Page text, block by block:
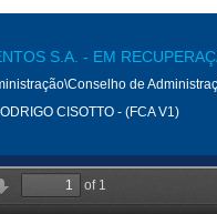
S.A. - EM
de
CISOTTO - (FCA V1)